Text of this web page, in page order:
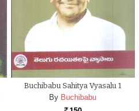
Buchibabu Sahitya Vyasalu 1
By Buchibabu